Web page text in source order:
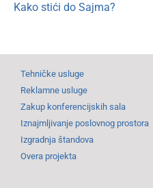
Kako stići do Sajma?
Tehničke usluge
Reklamne usluge
Zakup konferencijskih sala
Iznajmljivanje poslovnog prostora
Izgradnja štandova
Overa projekta